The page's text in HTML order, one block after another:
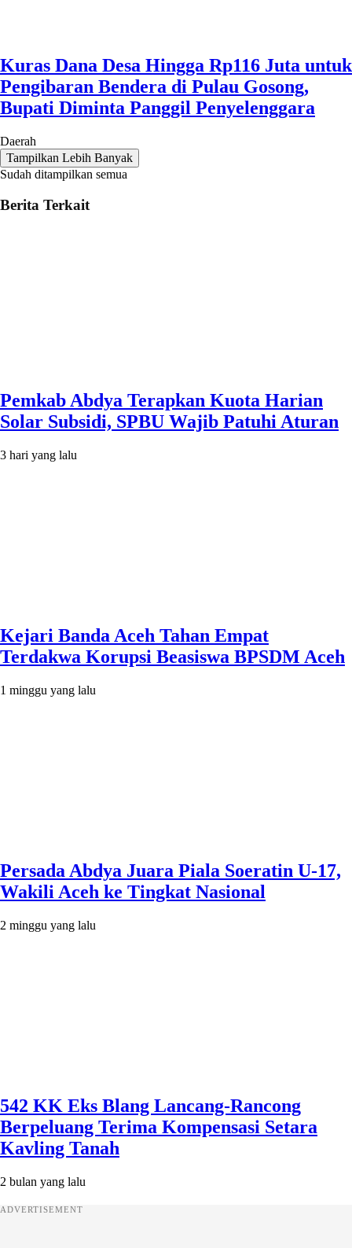
Kuras Dana Desa Hingga Rp116 Juta untuk
Pengibaran Bendera di Pulau Gosong,
Bupati Diminta Panggil Penyelenggara
Daerah
Tampilkan Lebih Banyak
Sudah ditampilkan semua
Berita Terkait
Pemkab Abdya Terapkan Kuota Harian
Solar Subsidi, SPBU Wajib Patuhi Aturan
3 hari yang lalu
Kejari Banda Aceh Tahan Empat
Terdakwa Korupsi Beasiswa BPSDM Aceh
1 minggu yang lalu
Persada Abdya Juara Piala Soeratin U-17,
Wakili Aceh ke Tingkat Nasional
2 minggu yang lalu
542 KK Eks Blang Lancang-Rancong
Berpeluang Terima Kompensasi Setara
Kavling Tanah
2 bulan yang lalu
ADVERTISEMENT